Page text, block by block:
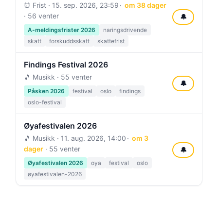
⏰ Frist · 15. sep. 2026, 23:59
om 38 dager
· 56 venter
A-meldingsfrister 2026
naringsdrivende
skatt
forskuddsskatt skattefrist
🔔
Findings Festival 2026
🎵 Musikk · 55 venter
Påsken 2026 festival oslo
findings
oslo-festival
🔔
Øyafestivalen 2026
🎵 Musikk · 11. aug. 2026, 14:00
om 3
dager · 55 venter
Øyafestivalen 2026 oya festival
oslo
øyafestivalen-2026
🔔